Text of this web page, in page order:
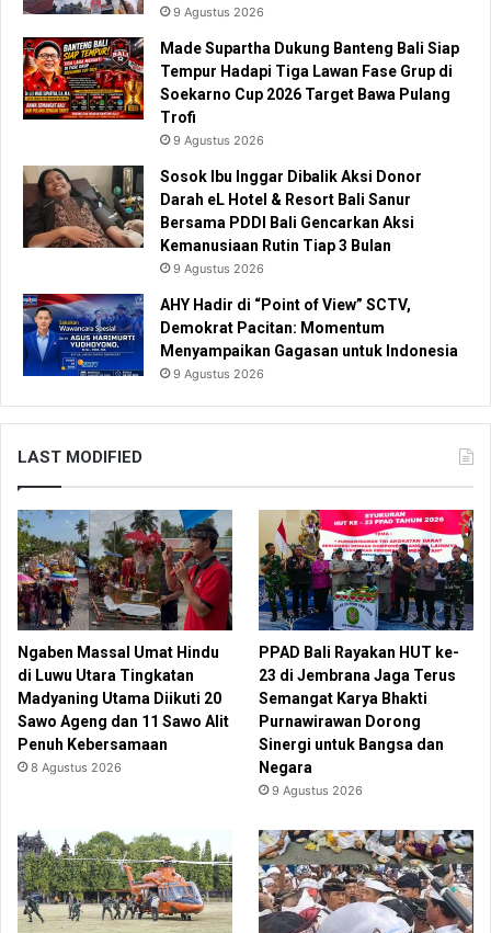
9 Agustus 2026
Made Supartha Dukung Banteng Bali Siap
Tempur Hadapi Tiga Lawan Fase Grup di
Soekarno Cup 2026 Target Bawa Pulang
Trofi
9 Agustus 2026
Sosok Ibu Inggar Dibalik Aksi Donor
Darah eL Hotel & Resort Bali Sanur
Bersama PDDI Bali Gencarkan Aksi
Kemanusiaan Rutin Tiap 3 Bulan
9 Agustus 2026
AHY Hadir di “Point of View” SCTV,
Demokrat Pacitan: Momentum
Menyampaikan Gagasan untuk Indonesia
9 Agustus 2026
LAST MODIFIED
Ngaben Massal Umat Hindu
di Luwu Utara Tingkatan
Madyaning Utama Diikuti 20
Sawo Ageng dan 11 Sawo Alit
Penuh Kebersamaan
8 Agustus 2026
PPAD Bali Rayakan HUT ke-
23 di Jembrana Jaga Terus
Semangat Karya Bhakti
Purnawirawan Dorong
Sinergi untuk Bangsa dan
Negara
9 Agustus 2026